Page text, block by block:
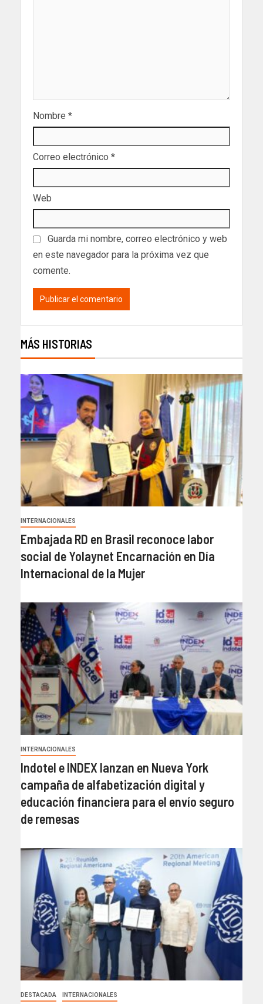
Nombre *
Correo electrónico *
Web
Guarda mi nombre, correo electrónico y web
en este navegador para la próxima vez que
comente.
MÁS HISTORIAS
INTERNACIONALES
Embajada RD en Brasil reconoce labor
social de Yolaynet Encarnación en Día
Internacional de la Mujer
INTERNACIONALES
Indotel e INDEX lanzan en Nueva York
campaña de alfabetización digital y
educación financiera para el envío seguro
de remesas
DESTACADA INTERNACIONALES